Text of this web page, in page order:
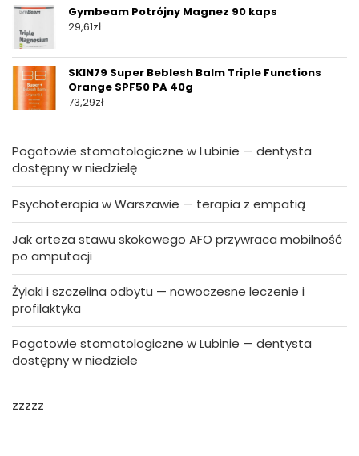
Gymbeam Potrójny Magnez 90 kaps
29,61zł
SKIN79 Super Beblesh Balm Triple Functions
Orange SPF50 PA 40g
73,29zł
Pogotowie stomatologiczne w Lubinie — dentysta
dostępny w niedzielę
Psychoterapia w Warszawie — terapia z empatią
Jak orteza stawu skokowego AFO przywraca mobilność
po amputacji
Żylaki i szczelina odbytu — nowoczesne leczenie i
profilaktyka
Pogotowie stomatologiczne w Lubinie — dentysta
dostępny w niedziele
zzzzz